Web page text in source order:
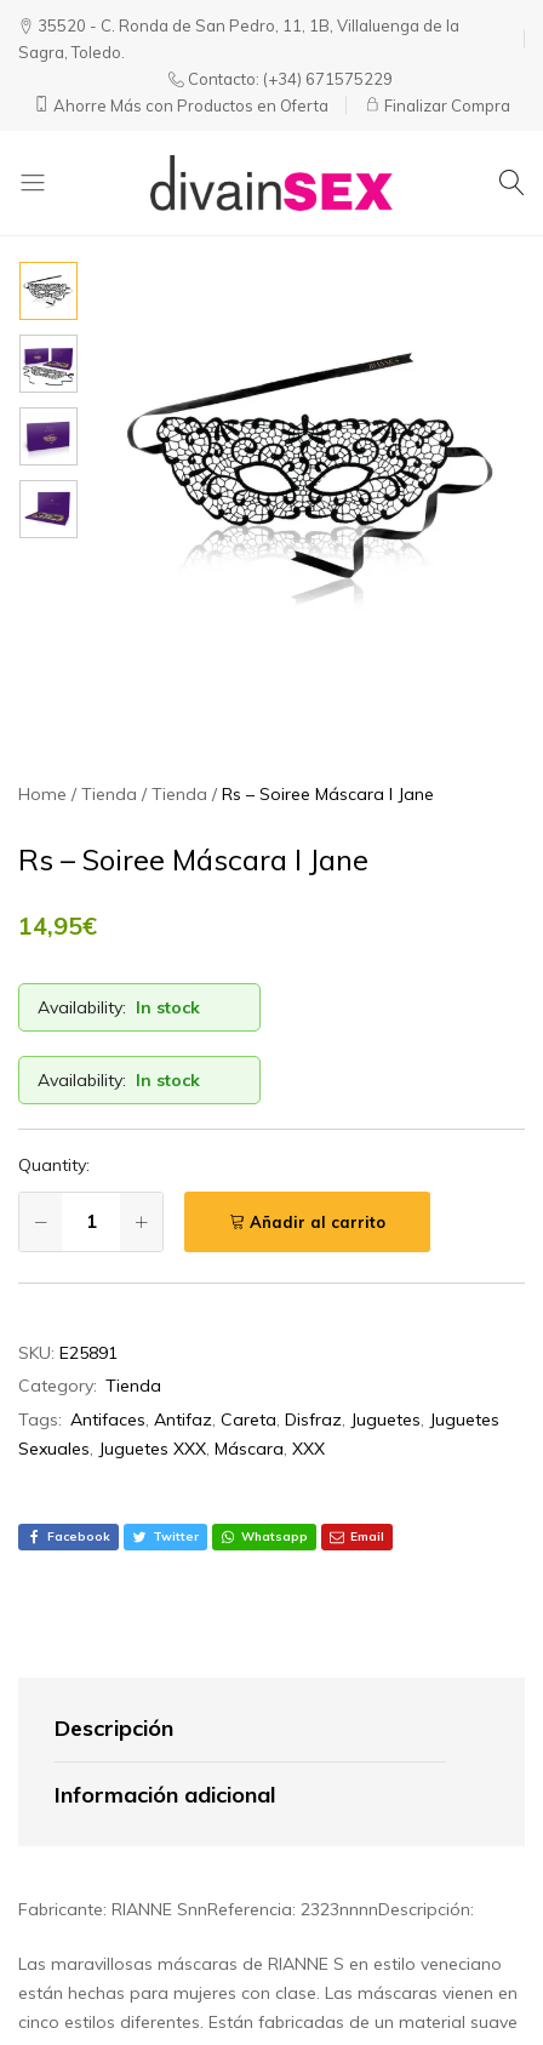
35520 - C. Ronda de San Pedro, 11, 1B, Villaluenga de la
Sagra, Toledo.
Contacto: (+34) 671575229
Ahorre Más con Productos en Oferta
Finalizar Compra
y
Ella
Home Tienda Tienda Rs – Soiree Máscara I Jane
Rs – Soiree Máscara I Jane
14,95€
Availability: In stock
Availability: In stock
Quantity:
Añadir al carrito
SKU: E25891
Category: Tienda
Tags: Antifaces, Antifaz, Careta, Disfraz, Juguetes, Juguetes
Sexuales, Juguetes XXX, Máscara, XXX
Facebook Twitter Whatsapp Email
Descripción
Información adicional
Fabricante: RIANNE SnnReferencia: 2323nnnnDescripción:
Las maravillosas máscaras de RIANNE S en estilo veneciano
están hechas para mujeres con clase. Las máscaras vienen en
cinco estilos diferentes. Están fabricadas de un material suave